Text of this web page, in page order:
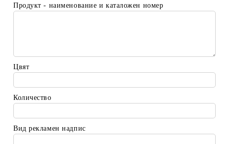
Продукт - наименование и каталожен номер
Цвят
Количество
Вид рекламен надпис